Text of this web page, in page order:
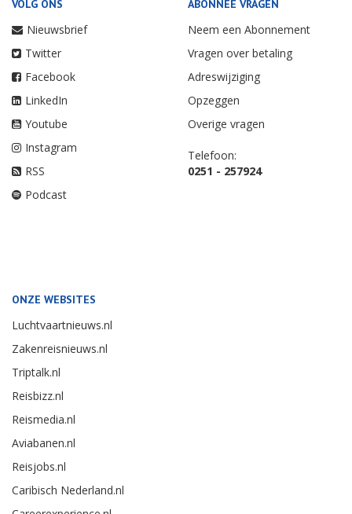
VOLG ONS
Nieuwsbrief
Twitter
Facebook
LinkedIn
Youtube
Instagram
RSS
Podcast
ABONNEE VRAGEN
Neem een Abonnement
Vragen over betaling
Adreswijziging
Opzeggen
Overige vragen
Telefoon:
0251 - 257924
ONZE WEBSITES
Luchtvaartnieuws.nl
Zakenreisnieuws.nl
Triptalk.nl
Reisbizz.nl
Reismedia.nl
Aviabanen.nl
Reisjobs.nl
Caribisch Nederland.nl